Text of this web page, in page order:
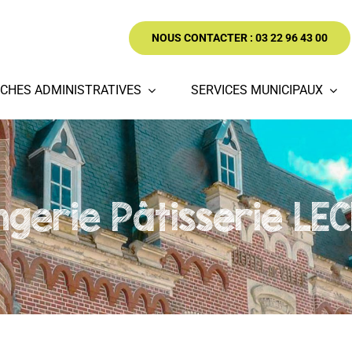
NOUS CONTACTER : 03 22 96 43 00
ADMINISTRATIVES SERVICES MUNICIPAUX
Pâtisserie